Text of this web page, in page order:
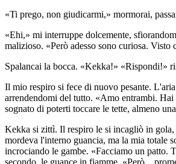
«Ti prego, non giudicarmi,» mormorai,
«Ehi,» mi interruppe dolcemente,
malizioso. «Però adesso sono curiosa.
Spalancai la bocca. «Kekka!» «Rispondi!»
Il mio respiro si fece di nuovo pesante.
arrendendomi del tutto. «Amo entrambi. Hai
sognato di poterti toccare le tette, almeno
Kekka si zittì. Il respiro le si incagliò in gola,
mordeva l'interno guancia, ma la mia totale
incrociando le gambe. «Facciamo un patto.